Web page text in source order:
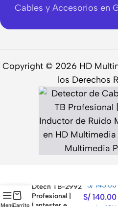
Cables y Accesorios en
Copyright © 2026 HD
los Derechos
MenúCarrito
Dtech TB-2992
Profesional |
Lantester e
S/ 145.00
S/ 140.00